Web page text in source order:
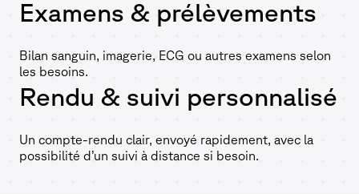
Examens & prélèvements
Bilan sanguin, imagerie, ECG ou autres examens selon
les besoins.
Rendu & suivi personnalisé
Un compte-rendu clair, envoyé rapidement, avec la
possibilité d’un suivi à distance si besoin.